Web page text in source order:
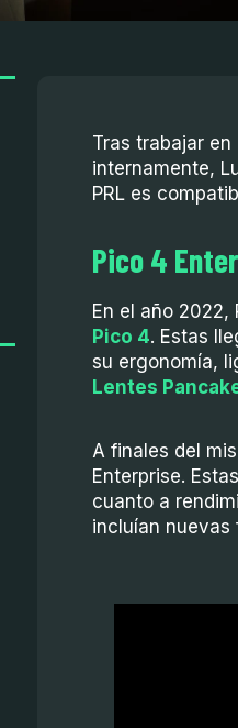
Tras trabajar
internamente,
PRL es
Pico 4
En el año
Pico 4. Estas
su ergonomía,
Lentes
A finales del
Enterprise.
cuanto a
incluían nuevas